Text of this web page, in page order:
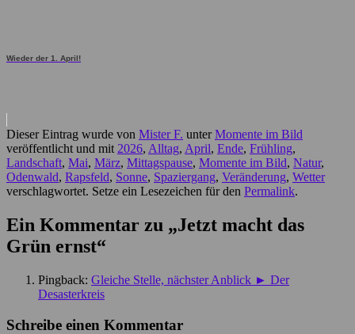
Wieder der 1. April!
Dieser Eintrag wurde von Mister F. unterMomente im Bild
veröffentlicht und mit 2026, Alltag, April, Ende, Frühling,
Landschaft, Mai, März, Mittagspause, Momente im Bild, Natur,
Odenwald, Rapsfeld, Sonne, Spaziergang, Veränderung, Wetter
verschlagwortet. Setze ein Lesezeichen für den Permalink.
Ein Kommentar zu „Jetzt macht das
Grün ernst“
Pingback: Gleiche Stelle, nächster Anblick ► Der
Desasterkreis
Schreibe einen Kommentar